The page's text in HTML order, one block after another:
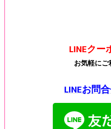
LINEクー
お気軽に
LINEお問